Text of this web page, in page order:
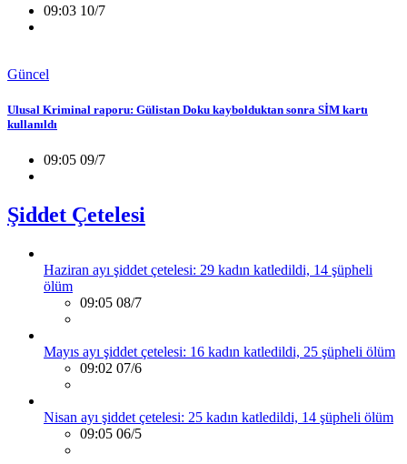
09:03 10/7
Güncel
Ulusal Kriminal raporu: Gülistan Doku kaybolduktan sonra SİM kartı
kullanıldı
09:05 09/7
Şiddet Çetelesi
Haziran ayı şiddet çetelesi: 29 kadın katledildi, 14 şüpheli
ölüm
09:05 08/7
Mayıs ayı şiddet çetelesi: 16 kadın katledildi, 25 şüpheli ölüm
09:02 07/6
Nisan ayı şiddet çetelesi: 25 kadın katledildi, 14 şüpheli ölüm
09:05 06/5